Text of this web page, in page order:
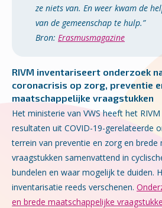
ze niets van. En weer kwam de
van de gemeenschap te hulp.”
Bron: Erasmusmagazine
RIVM inventariseert onderzoek
coronacrisis op zorg, preventie
maatschappelijke vraagstukken
Het ministerie van VWS heeft het
resultaten uit COVID-19-gerelateerde
terrein van preventie en zorg en brede
vraagstukken samenvattend in
bundelen en waar mogelijk te duiden.
inventarisatie reeds verschenen.
en brede maatschappelijke